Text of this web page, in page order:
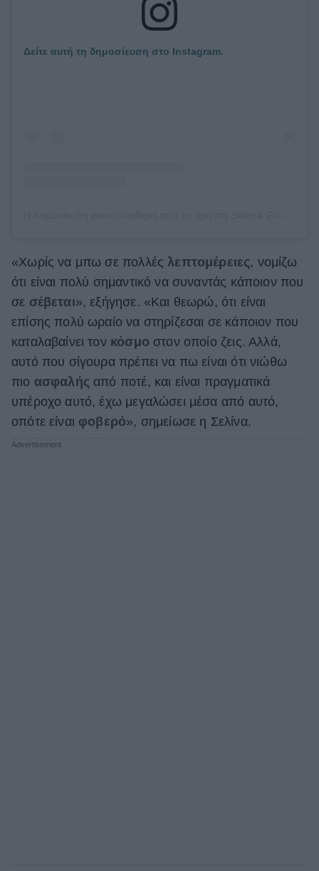
Δείτε αυτή τη δημοσίευση στο Instagram.
«Χωρίς να μπω σε πολλέςλεπτομέρειες, νομίζω
ότι είναι πολύ σημαντικό να συναντάς κάποιον που
σε σέβεται», εξήγησε. «Και θεωρώ, ότι είναι
επίσης πολύ ωραίο να στηρίζεσαι σε κάποιον που
καταλαβαίνει τον κόσμο στον οποίο ζεις. Αλλά,
αυτό που σίγουρα πρέπει να πω είναι ότι νιώθω
πιο ασφαλής από ποτέ, και είναι πραγματικά
υπέροχο αυτό, έχω μεγαλώσει μέσα από αυτό,
οπότε είναι φοβερό», σημείωσε η Σελίνα.